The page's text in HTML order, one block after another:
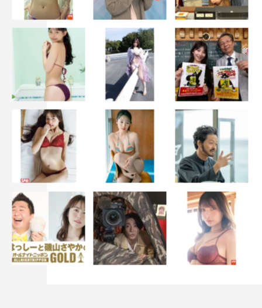
って…（笑）。「もう、ここはガムテープでええか～！」
って、いろいろ誤魔化したんですけど、濱口くんにはバレ
てましたね！
ウェディングケーキもさすがに無理やったんで、カレー
ピザを作って、式の後に3人で一緒に食べました。ケーキ
入刀代わりに、新婚の2人にお塩を振ってもらって、「初
めての共同作業です」なんてやってましたね。夫婦そろっ
てずっと「美味しい！ けど、生地が分厚いよね」と文句
を言ってきましたけど（笑）、そういうやりとりも含め
て、ホンマ楽しかったです。
今回は「’18年にやり残したことは優さんの結婚式
や！」ということで計画しましたけど、2人が手作り教会
にやって来る姿を見たら、気恥ずかしさやら、いろんな思
いが湧いてきて…。もし参列客として出席してたら、泣い
てたかもしれないですね（笑）。ホンマにいい式でした！
©テレビ朝日